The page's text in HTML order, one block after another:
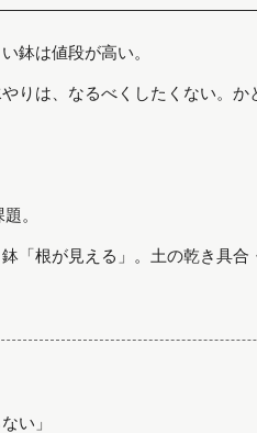
鉢は値段が高い。
りは、なるべくしたくない。か
。
「根が見える」。土の乾き具合
い」